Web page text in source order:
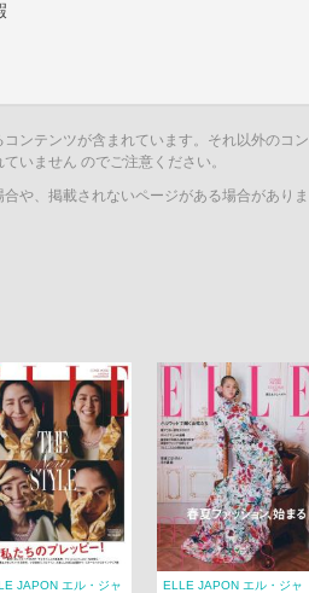
ンテンツが含まれています。それ以外のコン
いません のでご注意ください。
や、掲載されないページがある場合がありま
JAPON エル・ジャ
ELLE JAPON エル・ジャ